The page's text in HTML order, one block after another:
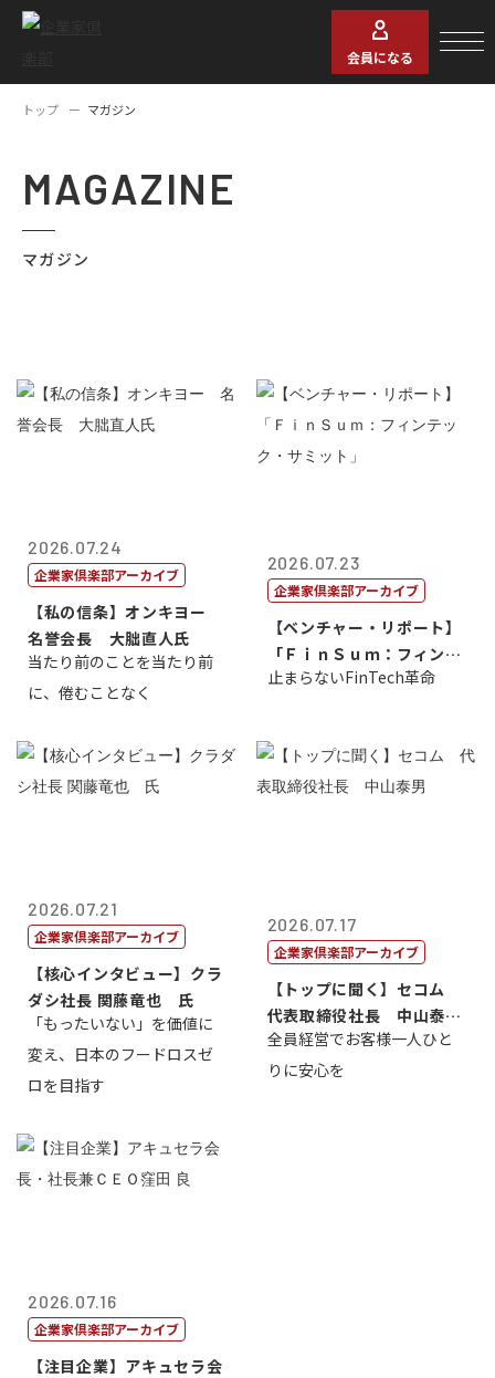
会員になる
トップ マガジン
MAGAZINE
マガジン
2026.07.24
企業家倶楽部アーカイブ
【私の信条】オンキヨー
名誉会長 大朏直人氏
当たり前のことを当たり前
に、倦むことなく
2026.07.23
企業家倶楽部アーカイブ
【ベンチャー・リポート】
「ＦｉｎＳｕｍ：フィンテ
ック・サミッ...
止まらないFinTech革命
2026.07.21
企業家倶楽部アーカイブ
【核心インタビュー】クラ
ダシ社長 関藤竜也 氏
「もったいない」を価値に
変え、日本のフードロスゼ
ロを目指す
2026.07.17
企業家倶楽部アーカイブ
【トップに聞く】セコム
代表取締役社長 中山泰
男
全員経営でお客様一人ひと
りに安心を
2026.07.16
企業家倶楽部アーカイブ
【注目企業】アキュセラ会